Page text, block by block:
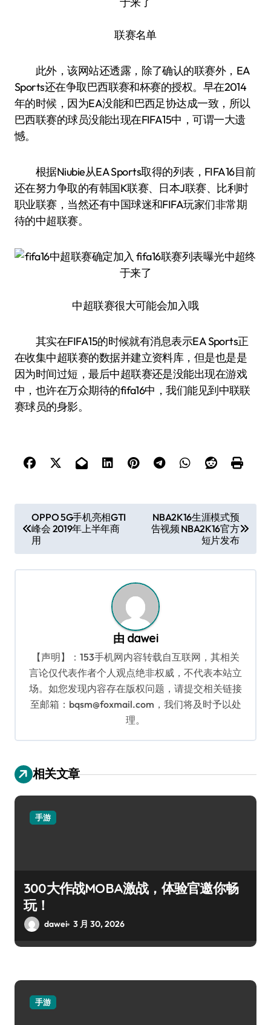
联赛名单
此外，该网站还透露，除了确认的联赛外，EA
Sports还在争取巴西联赛和杯赛的授权。早在2014
年的时候，因为EA没能和巴西足协达成一致，所以
巴西联赛的球员没能出现在FIFA15中，可谓一大遗
憾。
根据Niubie从EA Sports取得的列表，FIFA16目前
还在努力争取的有韩国K联赛、日本J联赛、比利时
职业联赛，当然还有中国球迷和FIFA玩家们非常期
待的中超联赛。
中超联赛很大可能会加入哦
其实在FIFA15的时候就有消息表示EA Sports正
在收集中超联赛的数据并建立资料库，但是也是是
因为时间过短，最后中超联赛还是没能出现在游戏
中，也许在万众期待的fifa16中，我们能见到中联联
赛球员的身影。
章
导
航
OPPO 5G手机亮相GTI
峰会 2019年上半年商
用
NBA2K16生涯模式预
告视频 NBA2K16官方
短片发布
由 dawei
【声明】：153手机网内容转载自互联网，其相关
言论仅代表作者个人观点绝非权威，不代表本站立
场。如您发现内容存在版权问题，请提交相关链接
至邮箱：bqsm@foxmail.com，我们将及时予以处
理。
相关文章
手游
300大作战MOBA激战，体验官邀你畅
玩！
dawei 3 月 30, 2026
手游